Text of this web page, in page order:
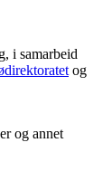
i samarbeid
og
og annet